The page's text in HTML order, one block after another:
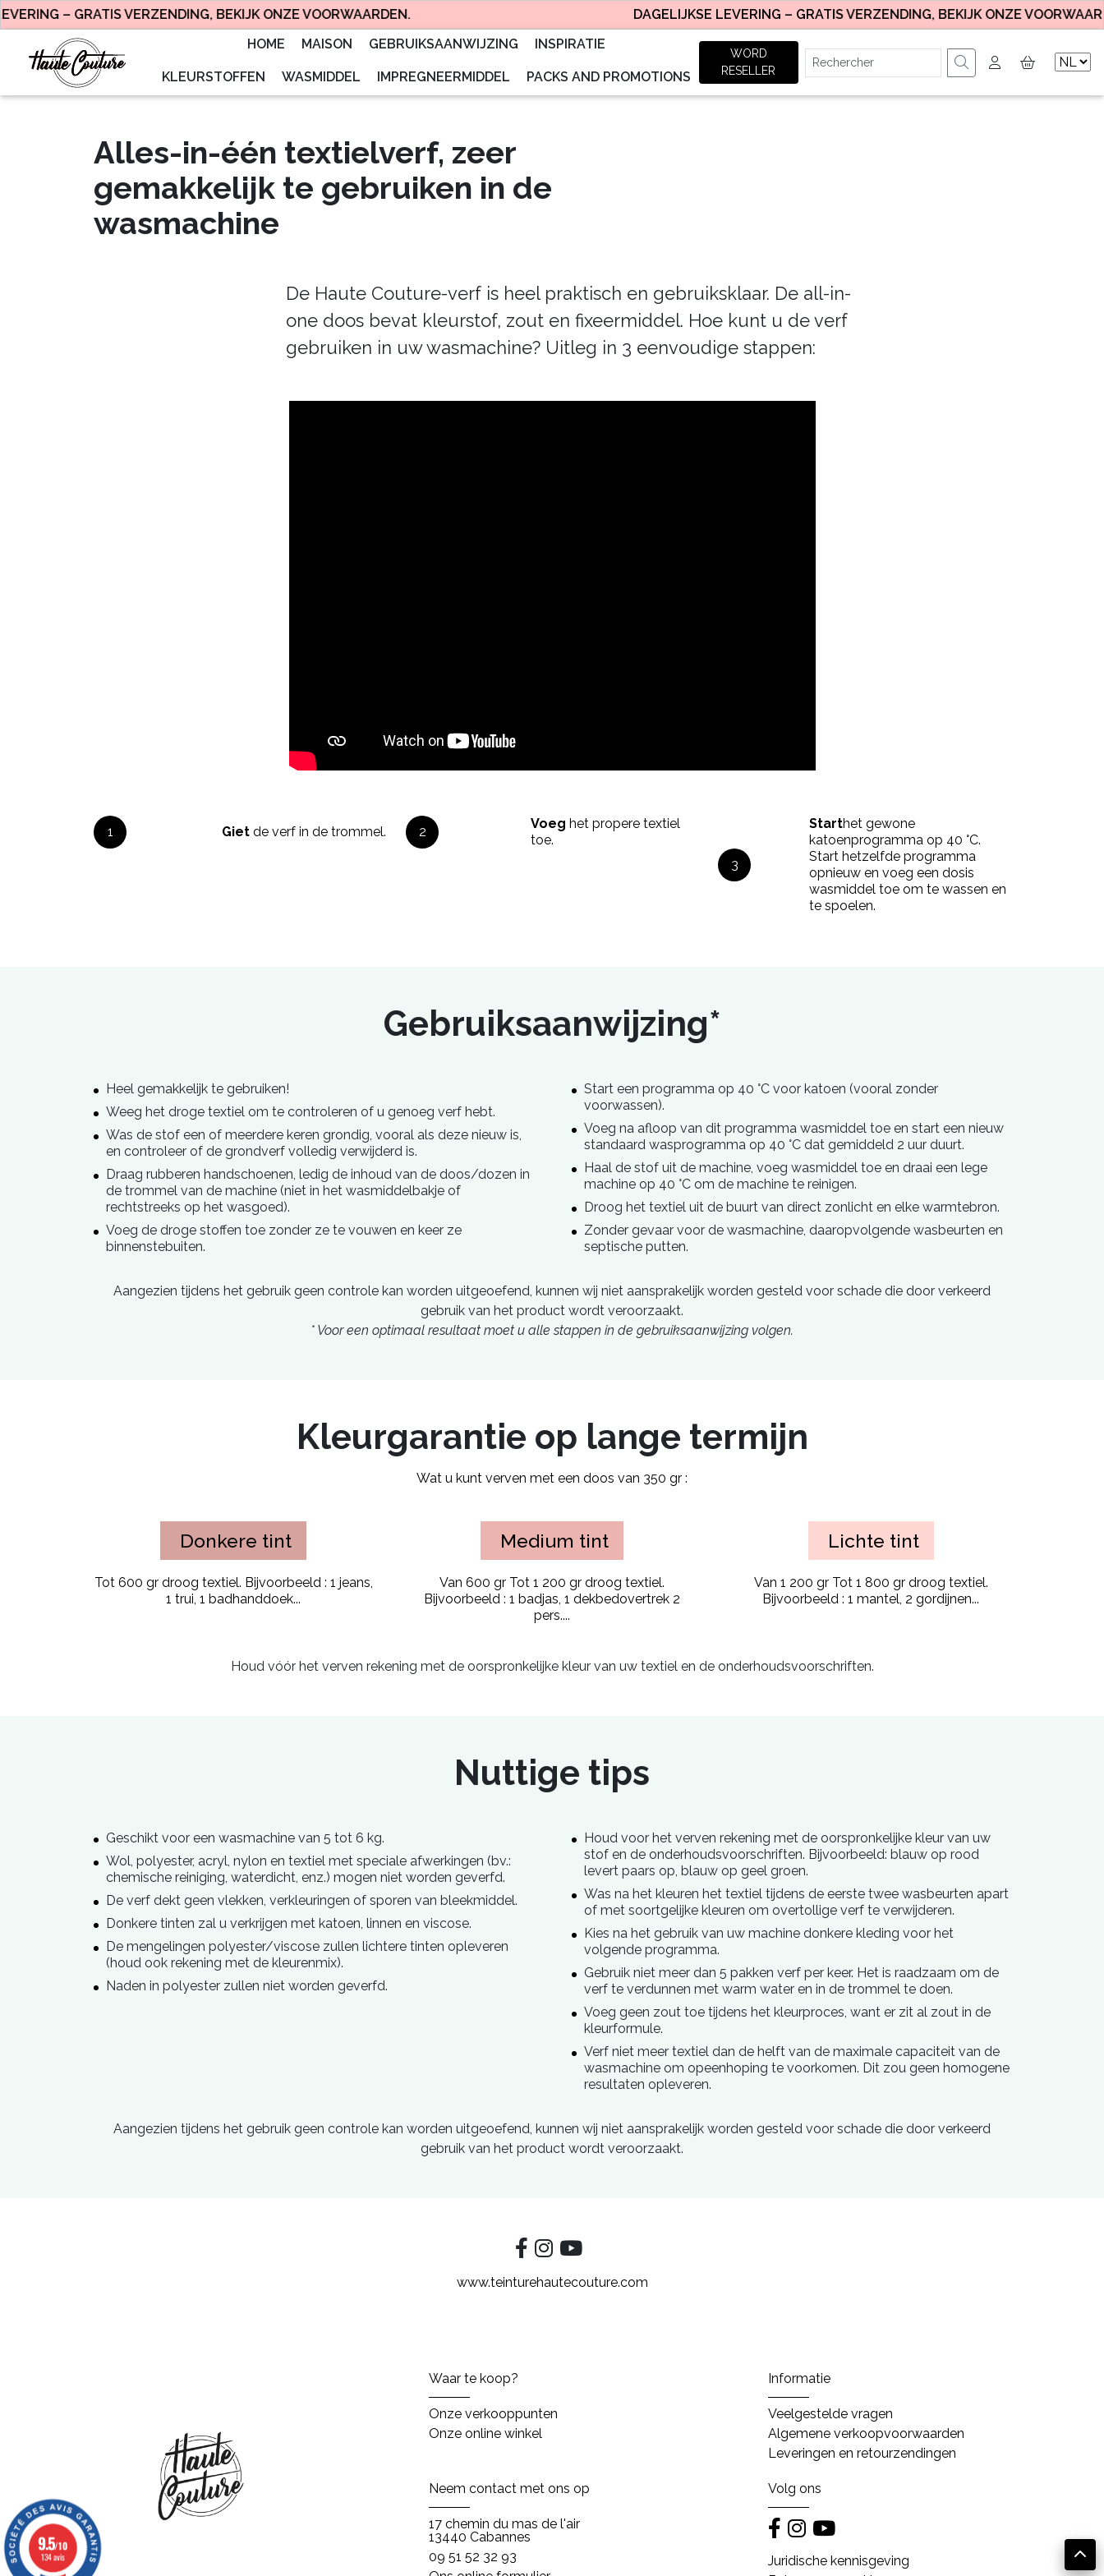
– GRATIS VERZENDING, BEKIJK ONZE VOORWAARDEN.
DAGELIJKSE LEVERING – GRATIS VERZENDING, BEKIJK ONZE VOORWAARDEN.
HOME
MAISON GEBRUIKSAANWIJZING INSPIRATIE
KLEURSTOFFEN WASMIDDEL IMPREGNEERMIDDEL PACKS AND PROMOTIONS
WORD
RESELLER
Alles-in-één textielverf, zeer
gemakkelijk te gebruiken in de
wasmachine
De Haute Couture-verf is heel praktisch en gebruiksklaar. De all-in-
one doos bevat kleurstof, zout en fixeermiddel. Hoe kunt u de verf
gebruiken in uw wasmachine? Uitleg in 3 eenvoudige stappen:
1 Giet de verf in de trommel. 2
Voeg het propere textiel
toe.
3
Starthet gewone
katoenprogramma op 40 °C.
Start hetzelfde programma
opnieuw en voeg een dosis
wasmiddel toe om te wassen en
te spoelen.
Gebruiksaanwijzing*
Heel gemakkelijk te gebruiken!
Weeg het droge textiel om te controleren of u genoeg verf hebt.
Was de stof een of meerdere keren grondig, vooral als deze nieuw is,
en controleer of de grondverf volledig verwijderd is.
Draag rubberen handschoenen, ledig de inhoud van de doos/dozen in
de trommel van de machine (niet in het wasmiddelbakje of
rechtstreeks op het wasgoed).
Voeg de droge stoffen toe zonder ze te vouwen en keer ze
binnenstebuiten.
Start een programma op 40 °C voor katoen (vooral zonder
voorwassen).
Voeg na afloop van dit programma wasmiddel toe en start een nieuw
standaard wasprogramma op 40 °C dat gemiddeld 2 uur duurt.
Haal de stof uit de machine, voeg wasmiddel toe en draai een lege
machine op 40 °C om de machine te reinigen.
Droog het textiel uit de buurt van direct zonlicht en elke warmtebron.
Zonder gevaar voor de wasmachine, daaropvolgende wasbeurten en
septische putten.
Aangezien tijdens het gebruik geen controle kan worden uitgeoefend, kunnen wij niet aansprakelijk worden gesteld voor schade die door verkeerd
gebruik van het product wordt veroorzaakt.
* Voor een optimaal resultaat moet u alle stappen in de gebruiksaanwijzing volgen.
Kleurgarantie op lange termijn
Wat u kunt verven met een doos van 350 gr :
Donkere tint
Tot 600 gr droog textiel. Bijvoorbeeld : 1 jeans,
1 trui, 1 badhanddoek...
Medium tint
Van 600 gr Tot 1 200 gr droog textiel.
Bijvoorbeeld : 1 badjas, 1 dekbedovertrek 2
pers....
Lichte tint
Van 1 200 gr Tot 1 800 gr droog textiel.
Bijvoorbeeld : 1 mantel, 2 gordijnen...
Houd vóór het verven rekening met de oorspronkelijke kleur van uw textiel en de onderhoudsvoorschriften.
Nuttige tips
Geschikt voor een wasmachine van 5 tot 6 kg.
Wol, polyester, acryl, nylon en textiel met speciale afwerkingen (bv.:
chemische reiniging, waterdicht, enz.) mogen niet worden geverfd.
De verf dekt geen vlekken, verkleuringen of sporen van bleekmiddel.
Donkere tinten zal u verkrijgen met katoen, linnen en viscose.
De mengelingen polyester/viscose zullen lichtere tinten opleveren
(houd ook rekening met de kleurenmix).
Naden in polyester zullen niet worden geverfd.
Houd voor het verven rekening met de oorspronkelijke kleur van uw
stof en de onderhoudsvoorschriften. Bijvoorbeeld: blauw op rood
levert paars op, blauw op geel groen.
Was na het kleuren het textiel tijdens de eerste twee wasbeurten apart
of met soortgelijke kleuren om overtollige verf te verwijderen.
Kies na het gebruik van uw machine donkere kleding voor het
volgende programma.
Gebruik niet meer dan 5 pakken verf per keer. Het is raadzaam om de
verf te verdunnen met warm water en in de trommel te doen.
Voeg geen zout toe tijdens het kleurproces, want er zit al zout in de
kleurformule.
Verf niet meer textiel dan de helft van de maximale capaciteit van de
wasmachine om opeenhoping te voorkomen. Dit zou geen homogene
resultaten opleveren.
Aangezien tijdens het gebruik geen controle kan worden uitgeoefend, kunnen wij niet aansprakelijk worden gesteld voor schade die door verkeerd
gebruik van het product wordt veroorzaakt.
www.teinturehautecouture.com
Waar te koop?
Onze verkooppunten
Onze online winkel
Informatie
Veelgestelde vragen
Algemene verkoopvoorwaarden
Leveringen en retourzendingen
Neem contact met ons op
17 chemin du mas de l'air
13440 Cabannes
09 51 52 32 93
Volg ons
Juridische kennisgeving
9.5/10
134 avis